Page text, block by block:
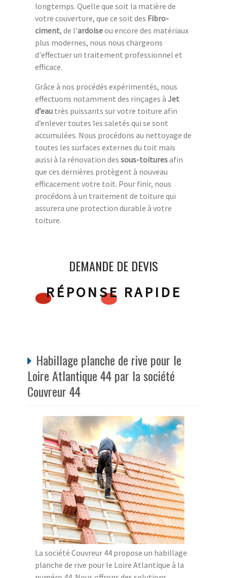
longtemps. Quelle que soit la matière de
votre couverture, que ce soit des Fibro-
ciment, de l'ardoiseou encore des matériaux
plus modernes, nous nous chargeons
d'effectuer un traitement professionnel et
efficace.
Grâce à nos procédés expérimentés, nous
effectuons notamment des rinçages à Jet
d’eau très puissants sur votre toiture afin
d’enlever toutes les saletés qui se sont
accumulées. Nous procédons au nettoyage de
toutes les surfaces externes du toit mais
aussi à la rénovation des sous-toituresafin
que ces dernières protègent à nouveau
efficacement votre toit. Pour finir, nous
procédons à un traitement de toiture qui
assurera une protection durable à votre
toiture.
DEMANDE DE DEVIS
RÉPONSE RAPIDE
Habillage planche de rive pour le
Loire Atlantique 44 par la société
Couvreur 44
La société Couvreur 44 propose un habillage
planche de rive pour le Loire Atlantique à la